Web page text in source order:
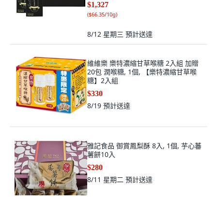
$1,327
($66.35/10g)
8/12 星期三 預計送達
維維樂 樂特濃縮甘草喉糖 2入組 加贈
20包 潤喉糖, 1個, 【樂特濃縮甘草喉
糖】2入組
$330
8/19 預計送達
雅記食品 御賞鳳梨酥 8入, 1個, 芋心蕃
薯餅10入
$280
8/11 星期二 預計送達